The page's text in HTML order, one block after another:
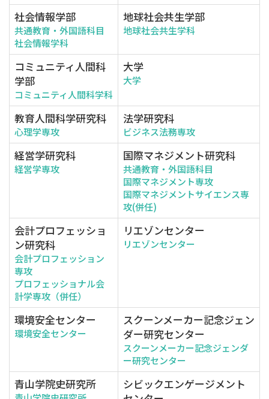
社会情報学部
共通教育・外国語科目
社会情報学科
地球社会共生学部
地球社会共生学科
コミュニティ人間科
学部
コミュニティ人間科学科
大学
大学
教育人間科学研究科
心理学専攻
法学研究科
ビジネス法務専攻
経営学研究科
経営学専攻
国際マネジメント研究科
共通教育・外国語科目
国際マネジメント専攻
国際マネジメントサイエンス専
攻(併任)
会計プロフェッショ
ン研究科
会計プロフェッション
専攻
プロフェッショナル会
計学専攻（併任）
リエゾンセンター
リエゾンセンター
環境安全センター
環境安全センター
スクーンメーカー記念ジェン
ダー研究センター
スクーンメーカー記念ジェンダ
ー研究センター
青山学院史研究所
シビックエンゲージメント